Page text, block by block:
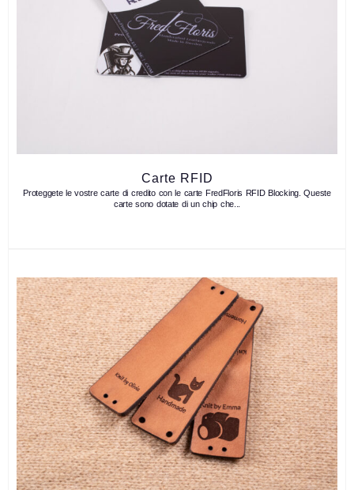
Carte RFID
Proteggete le vostre carte di credito con le carte FredFloris RFID Blocking. Queste
carte sono dotate di un chip che...